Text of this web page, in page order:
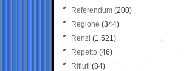
Referendum (200)
Regione (344)
Renzi (1.521)
Repetto (46)
Rifiuti (84)